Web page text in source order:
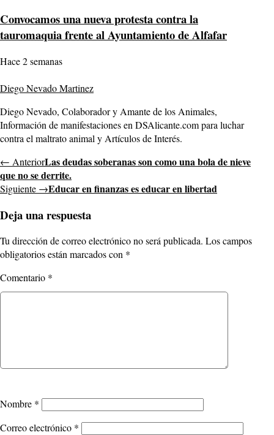
Convocamos una nueva protesta contra la
tauromaquia frente al Ayuntamiento de Alfafar
Hace 2 semanas
Diego Nevado Martinez
Diego Nevado, Colaborador y Amante de los Animales,
Información de manifestaciones en DSAlicante.com para luchar
contra el maltrato animal y Artículos de Interés.
← AnteriorLas deudas soberanas son como una bola de nieve
que no se derrite.
Siguiente →Educar en finanzas es educar en libertad
Deja una respuesta
Tu dirección de correo electrónico no será publicada. Los campos
obligatorios están marcados con *
Comentario *
Nombre *
Correo electrónico *